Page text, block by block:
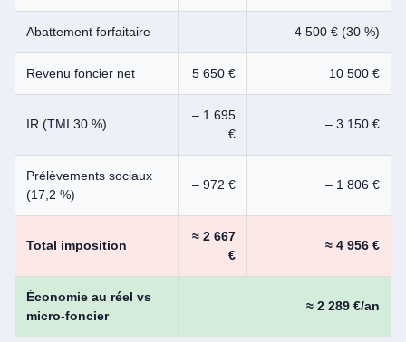
Abattement forfaitaire — – 4 500 € (30 %)
Revenu foncier net 5 650 € 10 500 €
IR (TMI 30 %)
– 1 695
€
– 3 150 €
Prélèvements sociaux
(17,2 %)
– 972 € – 1 806 €
Total imposition
≈ 2 667
€
≈ 4 956 €
Économie au réel vs
micro-foncier
≈ 2 289 €/an